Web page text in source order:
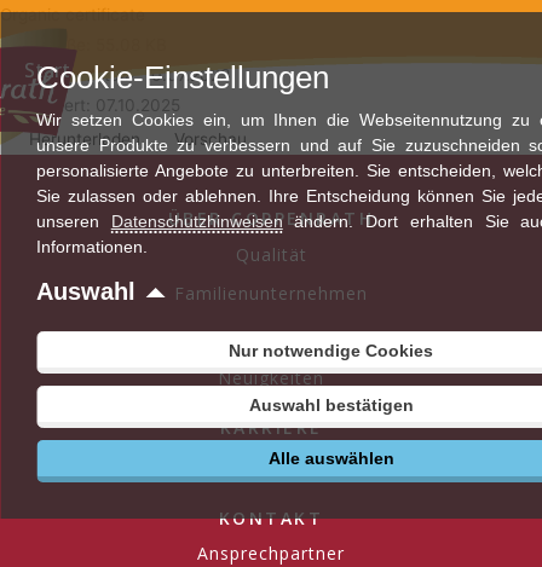
Zum
Inhalt
springen
Start
Organic certificate
Dateigröße: 55.08 KB
Erstellungsdatum: 10.07.2023
Aktualisiert: 07.10.2025
Herunterladen
Vorschau
ÜBER COPPENRATH
Qualität
Familienunternehmen
AKTUELLES
Neuigkeiten
KARRIERE
Stellenangebote
KONTAKT
Ansprechpartner
Cookie-Einstellungen
Wir setzen Cookies ein, um Ihnen die Webseitennutzung zu
unsere Produkte zu verbessern und auf Sie zuzuschneiden
personalisierte Angebote zu unterbreiten. Sie entscheiden,
Sie zulassen oder ablehnen. Ihre Entscheidung können Sie
unseren Datenschutzhinweisenändern. Dort erhalten Sie
Informationen.
Auswahl
Nur notwendige Cookies
Auswahl bestätigen
Alle auswählen